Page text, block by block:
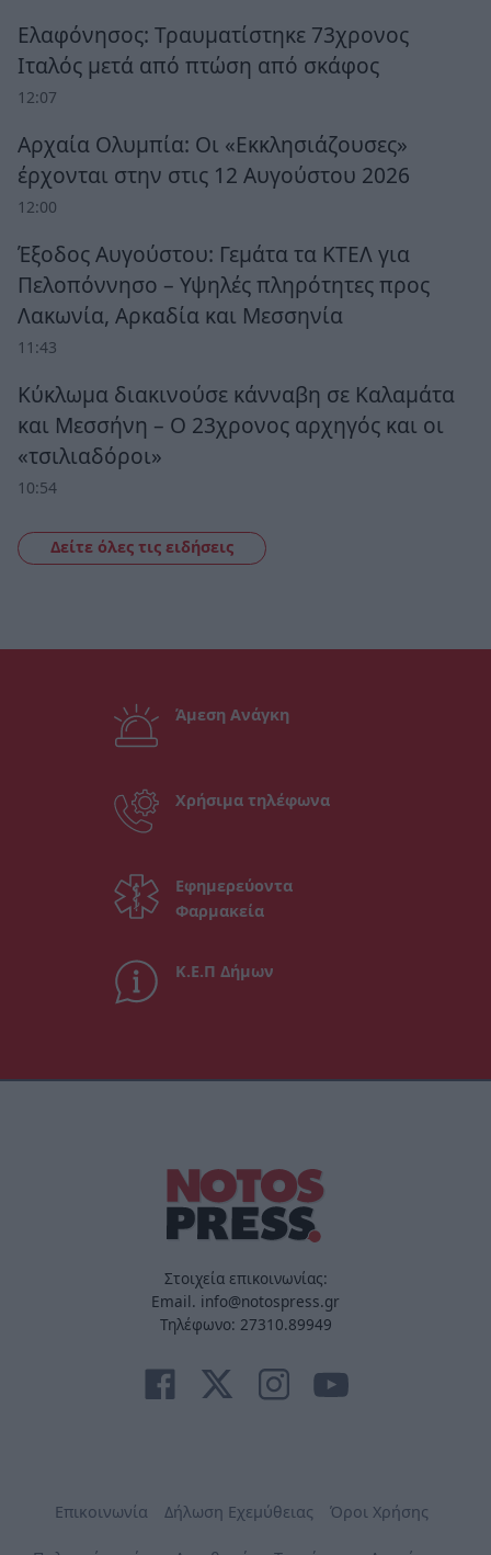
Ελαφόνησος: Τραυματίστηκε 73χρονος
Ιταλός μετά από πτώση από σκάφος
12:07
Αρχαία Ολυμπία: Οι «Εκκλησιάζουσες»
έρχονται στην στις 12 Αυγούστου 2026
12:00
Έξοδος Αυγούστου: Γεμάτα τα ΚΤΕΛ για
Πελοπόννησο – Υψηλές πληρότητες προς
Λακωνία, Αρκαδία και Μεσσηνία
11:43
Κύκλωμα διακινούσε κάνναβη σε Καλαμάτα
και Μεσσήνη – Ο 23χρονος αρχηγός και οι
«τσιλιαδόροι»
10:54
Δείτε όλες τις ειδήσεις
Άμεση Ανάγκη
Χρήσιμα τηλέφωνα
Εφημερεύοντα
Φαρμακεία
Κ.Ε.Π Δήμων
Στοιχεία επικοινωνίας:
Email. info@notospress.gr
Τηλέφωνο: 27310.89949
Επικοινωνία Δήλωση Εχεμύθειας Όροι Χρήσης